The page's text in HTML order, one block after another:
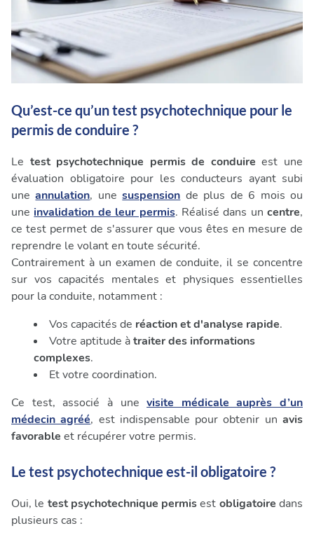
Qu’est-ce qu’un test psychotechnique pour le
permis de conduire ?
Le test psychotechnique permis de conduire est une
évaluation obligatoire pour les conducteurs ayant subi
uneannulation, unesuspension de plus de 6 mois ou
une invalidation de leur permis. Réalisé dans un centre,
ce test permet de s'assurer que vous êtes en mesure de
reprendre le volant en toute sécurité.
Contrairement à un examen de conduite, il se concentre
sur vos capacités mentales et physiques essentielles
pour la conduite, notamment :
Vos capacités de réaction et d'analyse rapide.
Votre aptitude àtraiter des informations
complexes.
Et votre coordination.
Ce test, associé à unevisite médicale auprès d’un
médecin agréé, est indispensable pour obtenir unavis
favorable et récupérer votre permis.
Le test psychotechnique est-il obligatoire ?
Oui, le test psychotechnique permisest obligatoire dans
plusieurs cas :